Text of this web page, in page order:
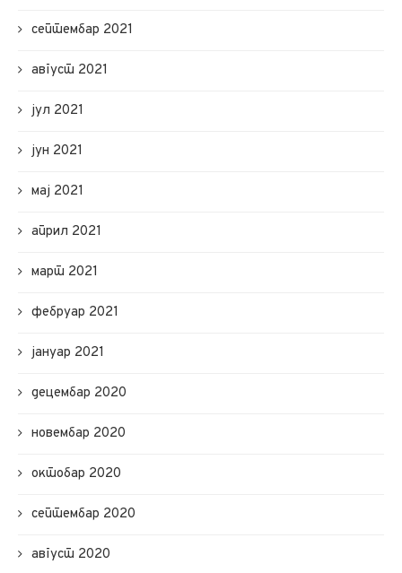
септембар 2021
август 2021
јул 2021
јун 2021
мај 2021
април 2021
март 2021
фебруар 2021
јануар 2021
децембар 2020
новембар 2020
октобар 2020
септембар 2020
август 2020